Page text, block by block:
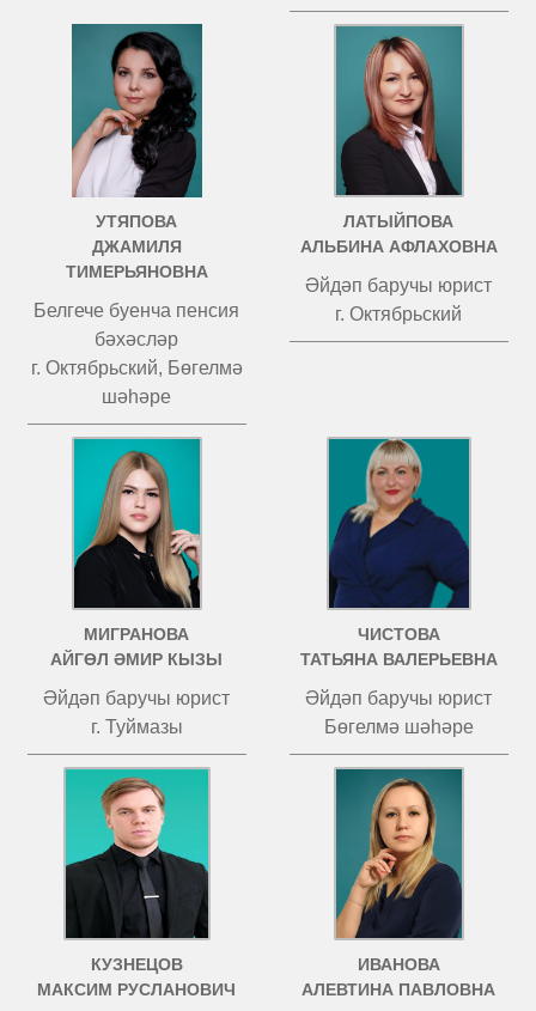
УТЯПОВА
ДЖАМИЛЯ
ТИМЕРЬЯНОВНА
Белгече буенча пенсия
бәхәсләр
г. Октябрьский, Бөгелмә
шәһәре
ЛАТЫЙПОВА
АЛЬБИНА АФЛАХОВНА
Әйдәп баручы юрист
г. Октябрьский
МИГРАНОВА
АЙГӨЛ ӘМИР КЫЗЫ
Әйдәп баручы юрист
г. Туймазы
ЧИСТОВА
ТАТЬЯНА ВАЛЕРЬЕВНА
Әйдәп баручы юрист
Бөгелмә шәһәре
КУЗНЕЦОВ
МАКСИМ РУСЛАНОВИЧ
ИВАНОВА
АЛЕВТИНА ПАВЛОВНА